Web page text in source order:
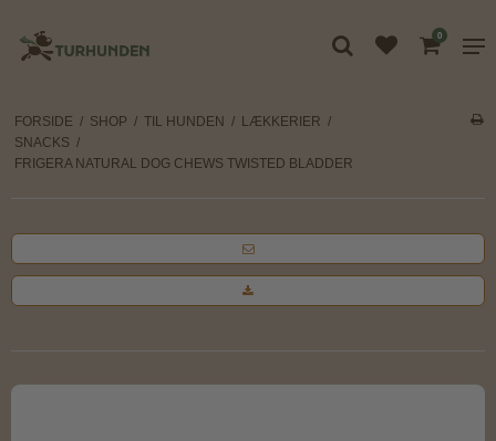
0
FORSIDE / SHOP / TIL HUNDEN / LÆKKERIER /
SNACKS /
FRIGERA NATURAL DOG CHEWS TWISTED BLADDER